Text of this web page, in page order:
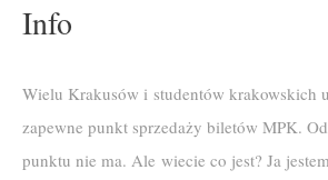
Info
Wielu Krakusów i studentów krakowskich
zapewne punkt sprzedaży biletów MPK.
punktu nie ma. Ale wiecie co jest? Ja